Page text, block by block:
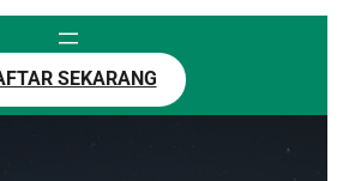
SEKARANG